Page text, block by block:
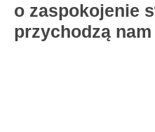
o zaspokojenie
przychodzą